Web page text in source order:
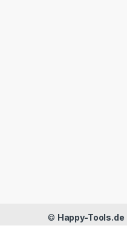
© Happy-Tools.de